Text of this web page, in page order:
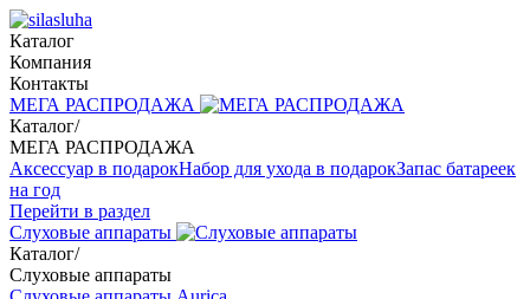
Каталог
Компания
Контакты
МЕГА РАСПРОДАЖА
Каталог/
МЕГА РАСПРОДАЖА
Аксессуар в подарокНабор для ухода в подарокЗапас батареек
на год
Перейти в раздел
Слуховые аппараты
Каталог/
Слуховые аппараты